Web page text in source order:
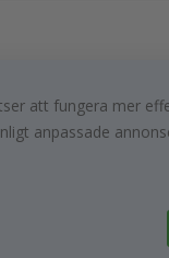
att fungera mer
anpassade